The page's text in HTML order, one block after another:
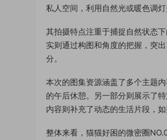
私人空间，利用自然光或暖色调
其拍摄特点注重于捕捉自然状态
实则通过构图和角度的把握，突
分。
本次的图集资源涵盖了多个主题
的午后休憩。另一部分则展示了
内容则补充了动态的生活片段，
整体来看，猫猫好困的微密圈